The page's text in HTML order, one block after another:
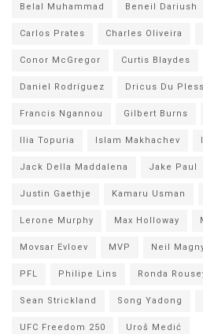
Belal Muhammad Beneil Dariush
Carlos Prates Charles Oliveira
Conor McGregor Curtis Blaydes
Daniel Rodríguez Dricus Du
Francis Ngannou Gilbert Burns
Ilia Topuria Islam Makhachev
Jack Della Maddalena Jake Paul
Justin Gaethje Kamaru Usman
Lerone Murphy Max Holloway
Movsar Evloev MVP Neil
PFL Philipe Lins Ronda
Sean Strickland Song Yadong
UFC Freedom 250 Uroš Medić